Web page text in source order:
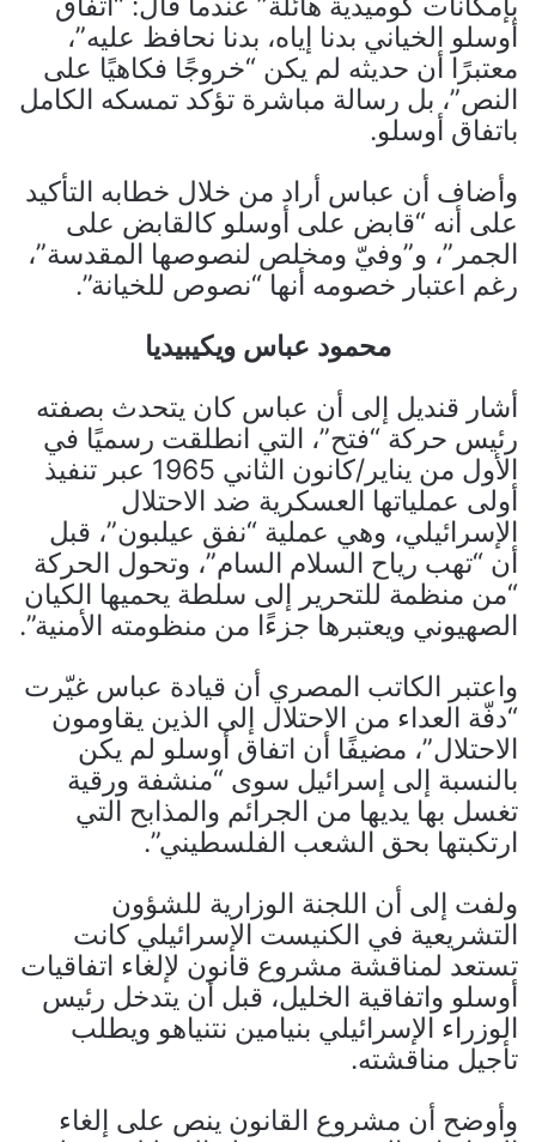
أوسلو الخياني بدنا إياه، بدنا نحافظ عليه”،
معتبرًا أن حديثه لم يكن “خروجًا فكاهيًا على
النص”، بل رسالة مباشرة تؤكد تمسكه الكامل
باتفاق أوسلو.
وأضاف أن عباس أراد من خلال خطابه التأكيد
على أنه “قابض على أوسلو كالقابض على
الجمر”، و”وفيّ ومخلص لنصوصها المقدسة”،
رغم اعتبار خصومه أنها “نصوص للخيانة”.
محمود عباس ويكيبيديا
أشار قنديل إلى أن عباس كان يتحدث بصفته
رئيس حركة “فتح”، التي انطلقت رسميًا في
الأول من يناير/كانون الثاني 1965 عبر تنفيذ
أولى عملياتها العسكرية ضد الاحتلال
الإسرائيلي، وهي عملية “نفق عيلبون”، قبل
أن “تهب رياح السلام السام”، وتحول الحركة
“من منظمة للتحرير إلى سلطة يحميها الكيان
الصهيوني ويعتبرها جزءًا من منظومته الأمنية”.
واعتبر الكاتب المصري أن قيادة عباس غيّرت
“دفّة العداء من الاحتلال إلى الذين يقاومون
الاحتلال”، مضيفًا أن اتفاق أوسلو لم يكن
بالنسبة إلى إسرائيل سوى “منشفة ورقية
تغسل بها يديها من الجرائم والمذابح التي
ارتكبتها بحق الشعب الفلسطيني”.
ولفت إلى أن اللجنة الوزارية للشؤون
التشريعية في الكنيست الإسرائيلي كانت
تستعد لمناقشة مشروع قانون لإلغاء اتفاقيات
أوسلو واتفاقية الخليل، قبل أن يتدخل رئيس
الوزراء الإسرائيلي بنيامين نتنياهو ويطلب
تأجيل مناقشته.
وأوضح أن مشروع القانون ينص على إلغاء